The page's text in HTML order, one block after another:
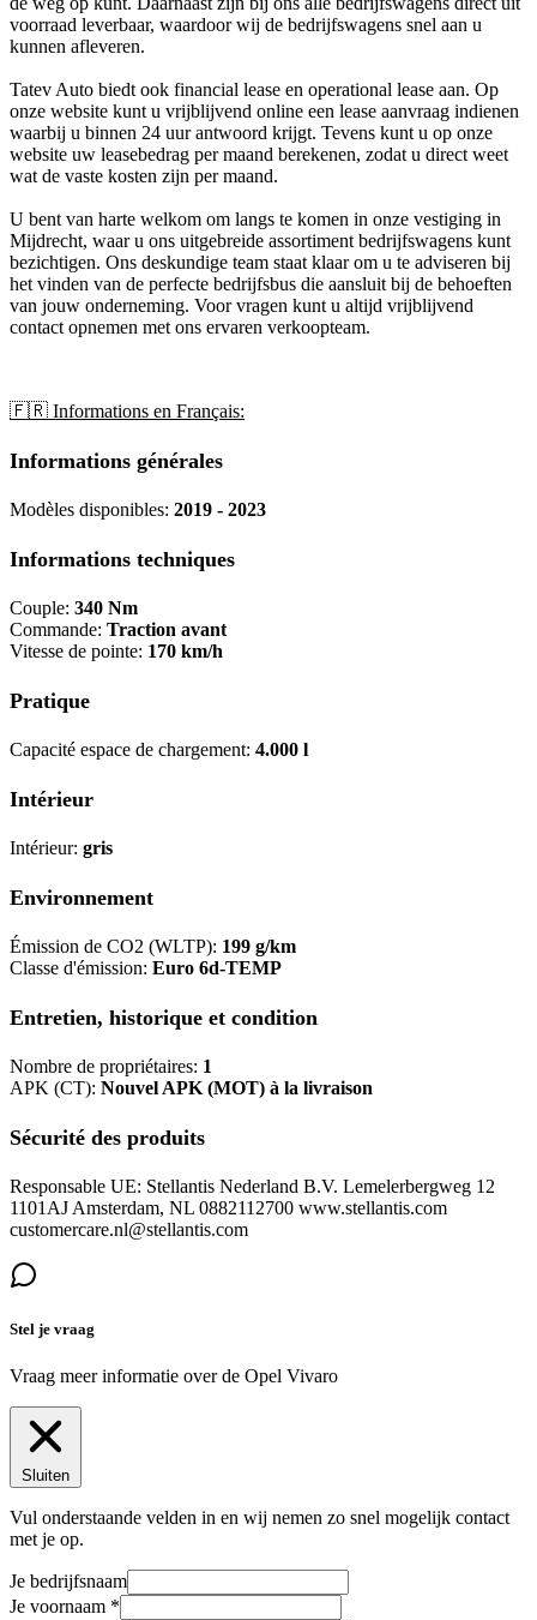
voorraad leverbaar, waardoor wij de bedrijfswagens snel aan u
kunnen afleveren.
Tatev Auto biedt ook financial lease en operational lease aan. Op
onze website kunt u vrijblijvend online een lease aanvraag indienen
waarbij u binnen 24 uur antwoord krijgt. Tevens kunt u op onze
website uw leasebedrag per maand berekenen, zodat u direct weet
wat de vaste kosten zijn per maand.
U bent van harte welkom om langs te komen in onze vestiging in
Mijdrecht, waar u ons uitgebreide assortiment bedrijfswagens kunt
bezichtigen. Ons deskundige team staat klaar om u te adviseren bij
het vinden van de perfecte bedrijfsbus die aansluit bij de behoeften
van jouw onderneming. Voor vragen kunt u altijd vrijblijvend
contact opnemen met ons ervaren verkoopteam.
🇫🇷 Informations en Français:
Informations générales
Modèles disponibles: 2019 - 2023
Informations techniques
Couple: 340 Nm
Commande: Traction avant
Vitesse de pointe: 170 km/h
Pratique
Capacité espace de chargement: 4.000 l
Intérieur
Intérieur: gris
Environnement
Émission de CO2 (WLTP): 199 g/km
Classe d'émission: Euro 6d-TEMP
Entretien, historique et condition
Nombre de propriétaires: 1
APK (CT): Nouvel APK (MOT) à la livraison
Sécurité des produits
Responsable UE: Stellantis Nederland B.V. Lemelerbergweg 12
1101AJ Amsterdam, NL 0882112700 www.stellantis.com
customercare.nl@stellantis.com
Stel je vraag
Vraag meer informatie over de Opel Vivaro
Sluiten
Vul onderstaande velden in en wij nemen zo snel mogelijk contact
met je op.
Je bedrijfsnaam
Je voornaam